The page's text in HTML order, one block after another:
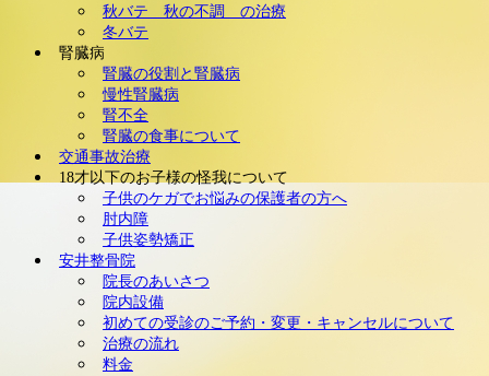
秋バテ 秋の不調 の治療
冬バテ
腎臓病
腎臓の役割と腎臓病
慢性腎臓病
腎不全
腎臓の食事について
交通事故治療
18才以下のお子様の怪我について
子供のケガでお悩みの保護者の方へ
肘内障
子供姿勢矯正
安井整骨院
院長のあいさつ
院内設備
初めての受診のご予約・変更・キャンセルについて
治療の流れ
料金